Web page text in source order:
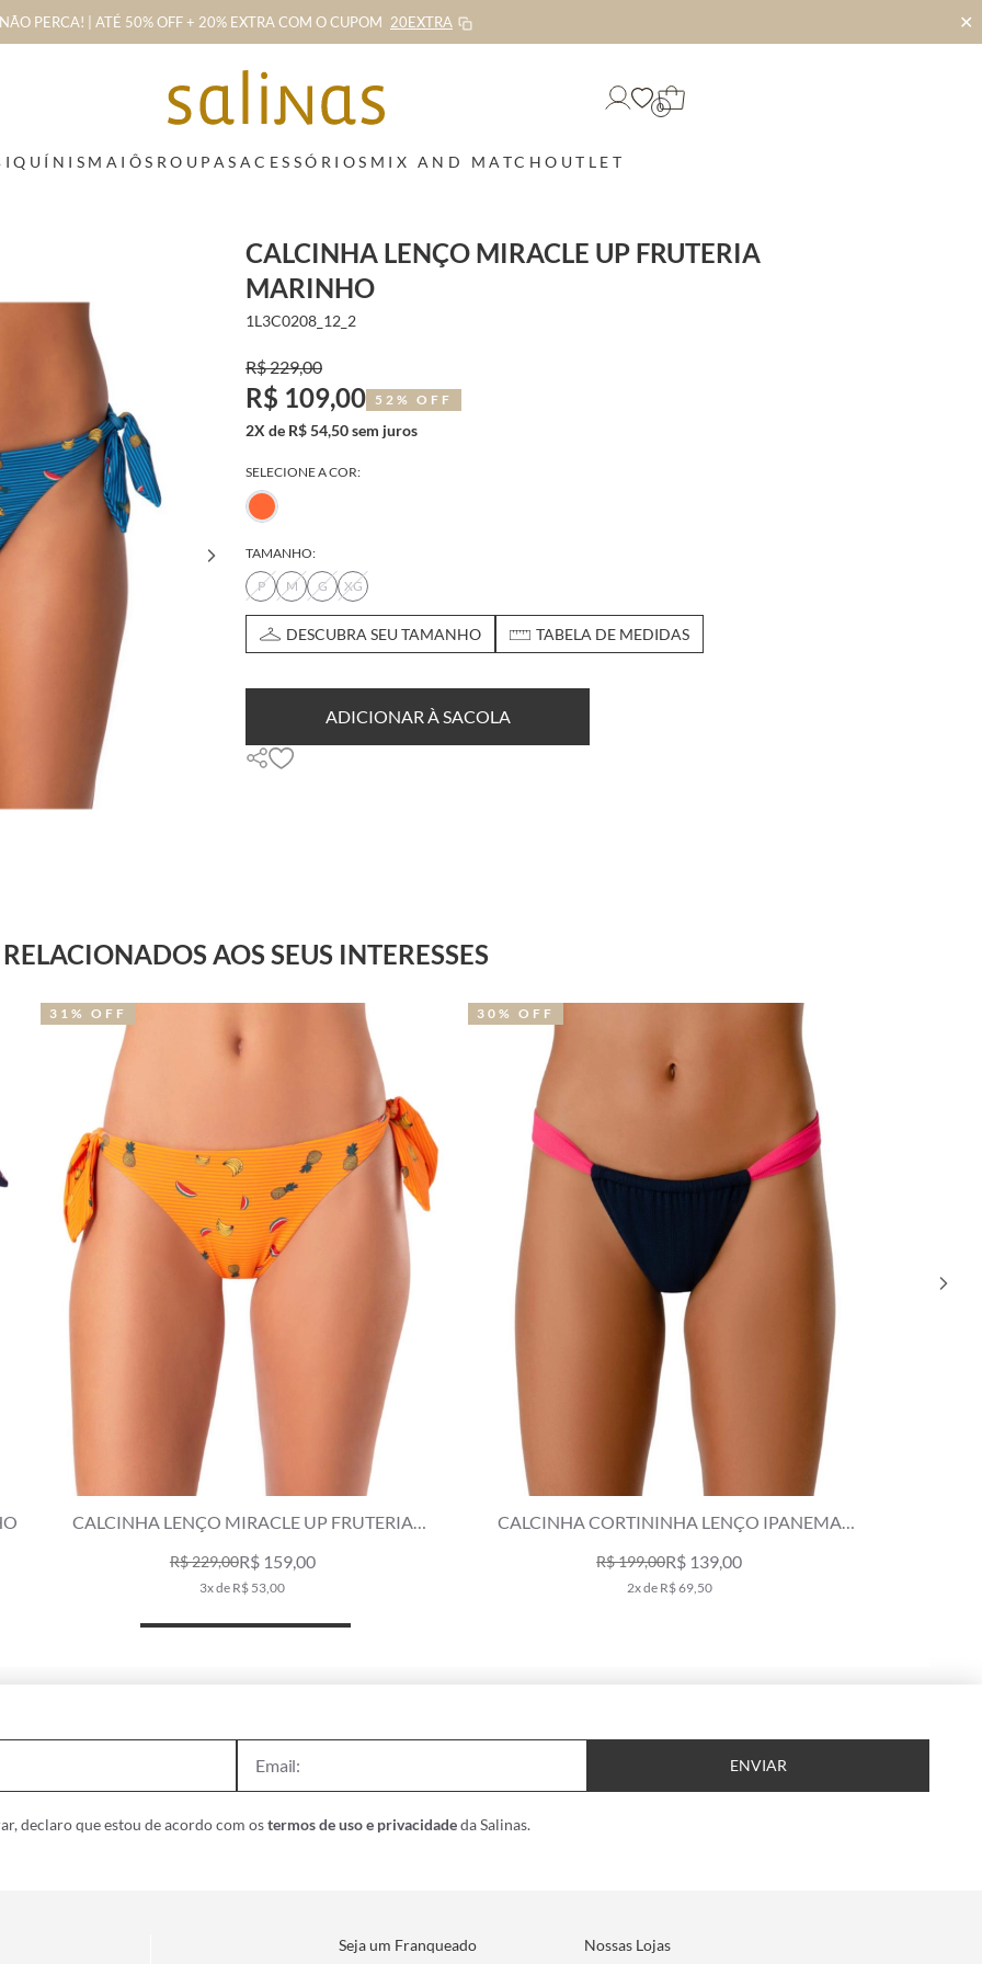
NÃO PERCA! | ATÉ 50% OFF + 20% EXTRA COM O CUPOM 20EXTRA ✕
0
MAIÔS ROUPAS ACESSÓRIOS MIX AND MATCHOUTLET
CALCINHA LENÇO MIRACLE UP FRUTERIA
MARINHO
1L3C0208_12_2
R$ 229,00
R$ 109,00 52% OFF
2X de R$ 54,50 sem juros
SELECIONE A COR:
TAMANHO:
P
M G XG
DESCUBRA SEU TAMANHO TABELA DE MEDIDAS
ADICIONAR À SACOLA
RELACIONADOS AOS SEUS INTERESSES
LENÇO MIRACLE UP FRUTERIA
R$ 159,00
CALCINHA CORTININHA LENÇO IPANEMA
R$ 139,00
30% OFF
CALCINHA LACINHO
ENVIAR
declaro que estou de acordo com ostermos de uso e privacidadeda Salinas.
Seja um Franqueado Nossas Lojas